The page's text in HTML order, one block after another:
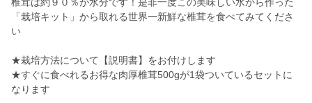
「栽培キット」から取れる世界一新鮮な椎茸を食べてみてくださ
い
★栽培方法について【説明書】をお付けします
★すぐに食べれるお得な肉厚椎茸500gが1袋ついているセットに
なります